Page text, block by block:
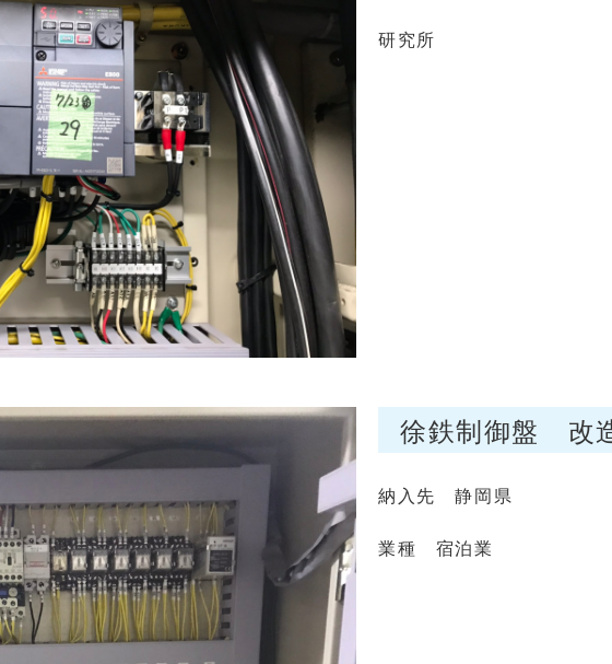
研究所
徐鉄制御盤 改
納入先 静岡県
業種 宿泊業